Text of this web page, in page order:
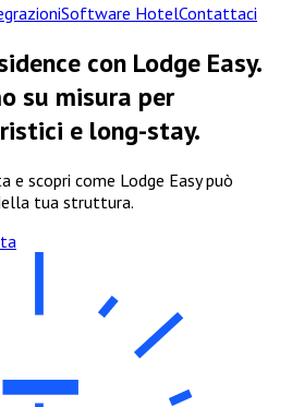
Software HotelContattaci
con Lodge Easy.
su misura per
e long-stay.
e scopri come Lodge Easy può
tua struttura.